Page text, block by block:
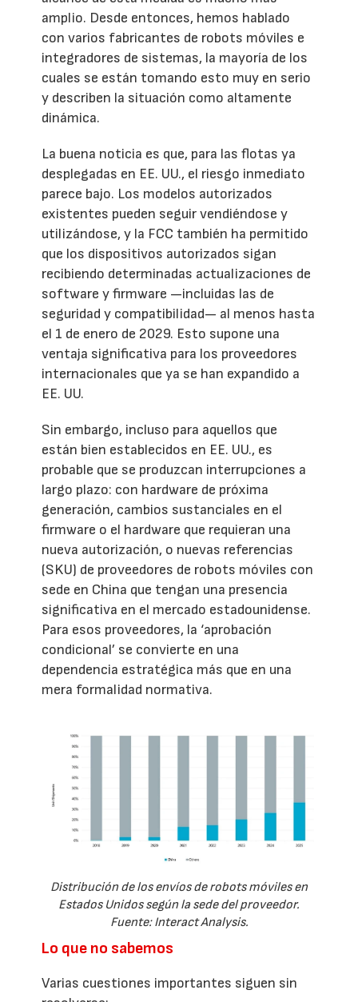
amplio. Desde entonces, hemos hablado
con varios fabricantes de robots móviles e
integradores de sistemas, la mayoría de los
cuales se están tomando esto muy en serio
y describen la situación como altamente
dinámica.
La buena noticia es que, para las flotas ya
desplegadas en EE. UU., el riesgo inmediato
parece bajo. Los modelos autorizados
existentes pueden seguir vendiéndose y
utilizándose, y la FCC también ha permitido
que los dispositivos autorizados sigan
recibiendo determinadas actualizaciones de
software y firmware —incluidas las de
seguridad y compatibilidad— al menos hasta
el 1 de enero de 2029. Esto supone una
ventaja significativa para los proveedores
internacionales que ya se han expandido a
EE. UU.
Sin embargo, incluso para aquellos que
están bien establecidos en EE. UU., es
probable que se produzcan interrupciones a
largo plazo: con hardware de próxima
generación, cambios sustanciales en el
firmware o el hardware que requieran una
nueva autorización, o nuevas referencias
(SKU) de proveedores de robots móviles con
sede en China que tengan una presencia
significativa en el mercado estadounidense.
Para esos proveedores, la ‘aprobación
condicional’ se convierte en una
dependencia estratégica más que en una
mera formalidad normativa.
Distribución de los envíos de robots móviles en
Estados Unidos según la sede del proveedor.
Fuente: Interact Analysis.
Lo que no sabemos
Varias cuestiones importantes siguen sin